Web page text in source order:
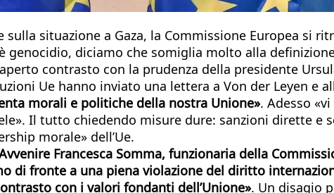
sulla situazione a Gaza, la Commissione Europea
genocidio, diciamo che somiglia molto alla
contrasto con la prudenza della presidente
Ue hanno inviato una lettera a Von der Leyen e
morali e politiche della nostra Unione». Adesso
Il tutto chiedendo misure dure: sanzioni dirette e
morale» dell’Ue.
Francesca Somma, funzionaria della
di fronte a una piena violazione del diritto
con i valori fondanti dell’Unione». Un disagio